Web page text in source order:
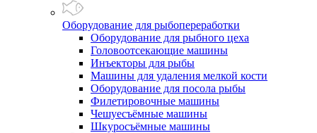
Оборудование для рыбопереработки
Оборудование для рыбного цеха
Головоотсекающие машины
Инъекторы для рыбы
Машины для удаления мелкой кости
Оборудование для посола рыбы
Филетировочные машины
Чешуесъёмные машины
Шкуросъёмные машины